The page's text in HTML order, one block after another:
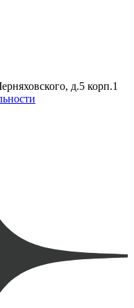
д.5 корп.1